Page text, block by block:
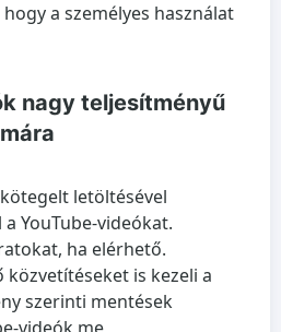
a személyes használat
nagy teljesítményű
letöltésével
YouTube-videókat.
ha elérhető.
közvetítéseket is kezeli a
szerinti mentések